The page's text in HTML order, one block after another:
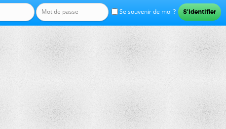
Se souvenir de moi ?